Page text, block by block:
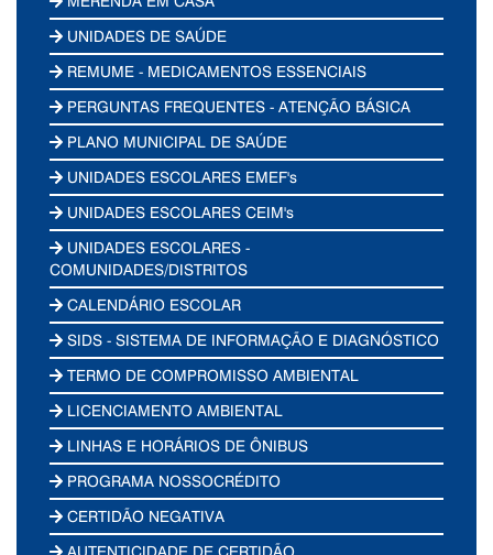
UNIDADES DE SAÚDE
REMUME - MEDICAMENTOS ESSENCIAIS
PERGUNTAS FREQUENTES - ATENÇÃO BÁSICA
PLANO MUNICIPAL DE SAÚDE
UNIDADES ESCOLARES EMEF's
UNIDADES ESCOLARES CEIM's
UNIDADES ESCOLARES -
COMUNIDADES/DISTRITOS
CALENDÁRIO ESCOLAR
SIDS - SISTEMA DE INFORMAÇÃO E DIAGNÓSTICO
TERMO DE COMPROMISSO AMBIENTAL
LICENCIAMENTO AMBIENTAL
LINHAS E HORÁRIOS DE ÔNIBUS
PROGRAMA NOSSOCRÉDITO
CERTIDÃO NEGATIVA